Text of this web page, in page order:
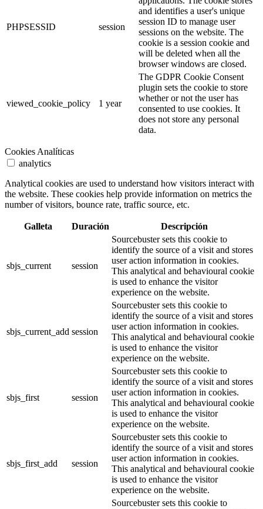
PHPSESSID session
and identifies a user's unique
session ID to manage user
sessions on the website. The
cookie is a session cookie and
will be deleted when all the
browser windows are closed.
viewed_cookie_policy 1 year
The GDPR Cookie Consent
plugin sets the cookie to store
whether or not the user has
consented to use cookies. It
does not store any personal
data.
Cookies Analíticas
analytics
Analytical cookies are used to understand how visitors interact with
the website. These cookies help provide information on metrics the
number of visitors, bounce rate, traffic source, etc.
Galleta Duración Descripción
sbjs_current session
Sourcebuster sets this cookie to
identify the source of a visit and stores
user action information in cookies.
This analytical and behavioural cookie
is used to enhance the visitor
experience on the website.
sbjs_current_add session
Sourcebuster sets this cookie to
identify the source of a visit and stores
user action information in cookies.
This analytical and behavioural cookie
is used to enhance the visitor
experience on the website.
sbjs_first session
Sourcebuster sets this cookie to
identify the source of a visit and stores
user action information in cookies.
This analytical and behavioural cookie
is used to enhance the visitor
experience on the website.
sbjs_first_add session
Sourcebuster sets this cookie to
identify the source of a visit and stores
user action information in cookies.
This analytical and behavioural cookie
is used to enhance the visitor
experience on the website.
Sourcebuster sets this cookie to